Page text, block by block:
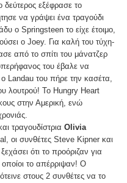
εξέφρασε το
να γράψει ένα τραγούδι
ο Springsteen το είχε έτοιμο,
ο Joey. Για καλή του τύχη-
από το σπίτι του μάνατζερ
του έβαλε να
Landau του πήρε την κασέτα,
λουτρού! Το Hungry Heart
στην Αμερική, ενώ
τραγουδίστρια Olivia
οι συνθέτες Steve Kipner και
ότι το προόριζαν για
το απέρριψαν! Ο
στους 2 συνθέτες να το